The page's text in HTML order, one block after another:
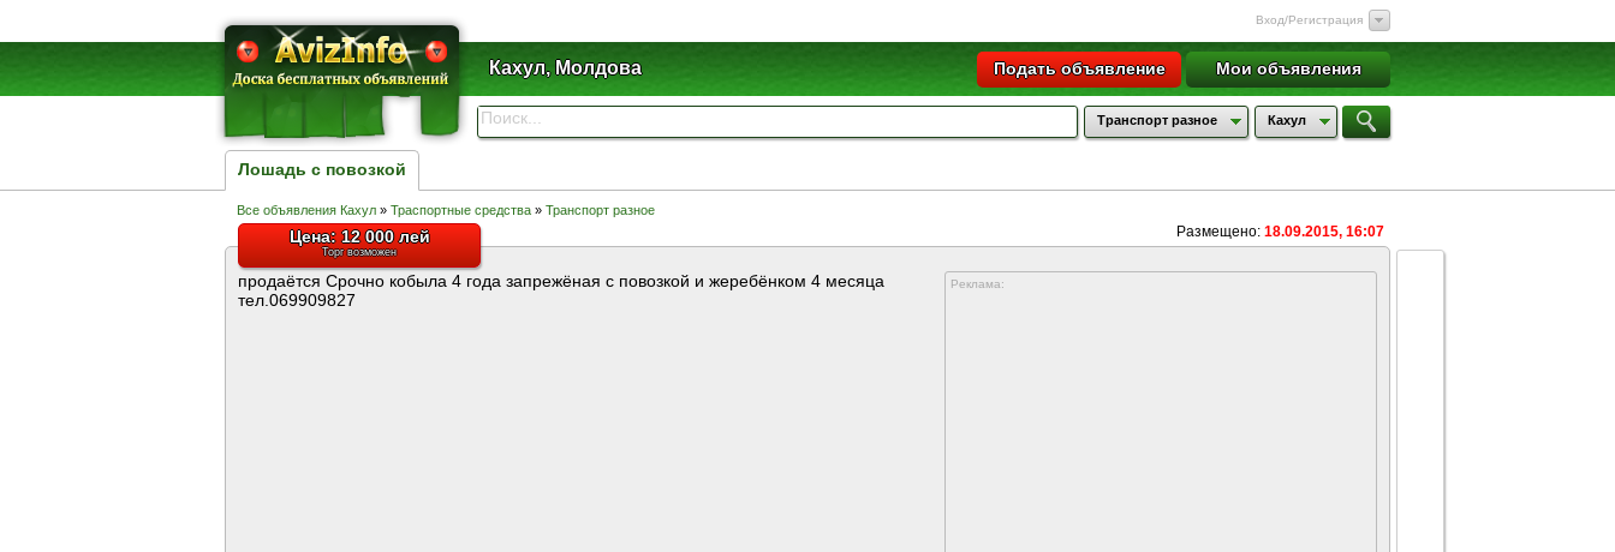
Вход/Регистрация
Кахул, Молдова Мои объявления
Подать объявление
Транспорт разное Кахул
Лошадь с повозкой
Все объявления Кахул » Траспортные средства » Транспорт разное
Размещено: 18.09.2015, 16:07
Цена: 12 000 лей
Торг возможен
Реклама:
продаётся Срочно кобыла 4 года запрежёная с повозкой и жеребёнком 4 месяца
тел.069909827